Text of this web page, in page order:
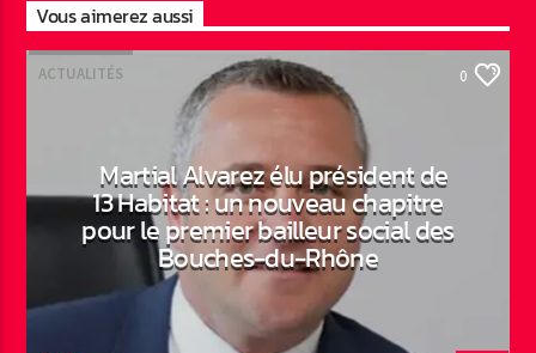
Vous aimerez aussi
ACTUALITÉS 0
Martial Alvarez élu président de
13 Habitat : un nouveau chapitre
pour le premier bailleur social des
Bouches-du-Rhône